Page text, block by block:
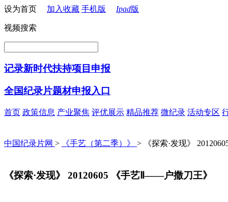
设为首页 加入收藏 手机版 Ipad版
视频搜索
记录新时代扶持项目申报
全国纪录片题材申报入口
首页 政策信息 产业聚焦 评优展示 精品推荐 微纪录 活动专区
中国纪录片网 > 《手艺（第二季）》 > 《探索·发现》
《探索·发现》 20120605 《手艺Ⅱ——户撒刀王》